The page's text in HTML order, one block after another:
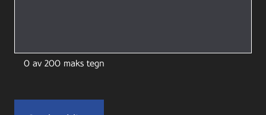
0 av 200 maks tegn